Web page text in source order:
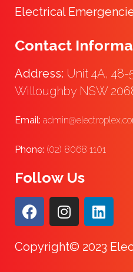
Electrical
Contact
Address: Unit 4A, 48-
Willoughby NSW
Email:
Phone: (02) 8068 1101
Follow Us
Copyright© 2023